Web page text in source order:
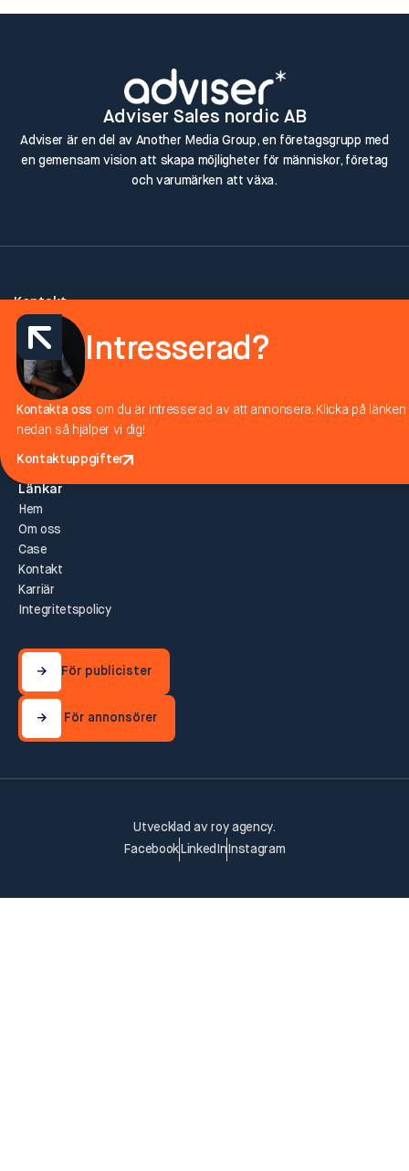
Adviser Sales nordic AB
Adviser är en del av Another Media Group, en företagsgrupp med
en gemensam vision att skapa möjligheter för människor, företag
och varumärken att växa.
Kontakt
Telefon: 08-408 055 00
Email: info@adviser.se
Org.nr: 556632-3803
Våra kontor
Stockholm
Malmö
Länkar
Hem
Om oss
Case
Kontakt
Karriär
Integritetspolicy
För publicister
För annonsörer
Utvecklad avroy agency.
Facebook LinkedIn Instagram
Intresserad?
Kontakta oss om du är intresserad av att annonsera. Klicka på länken
nedan så hjälper vi dig!
Kontaktuppgifter
Kontaktuppgifter